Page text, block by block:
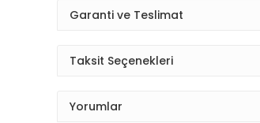
Garanti ve Teslimat
Taksit Seçenekleri
Yorumlar